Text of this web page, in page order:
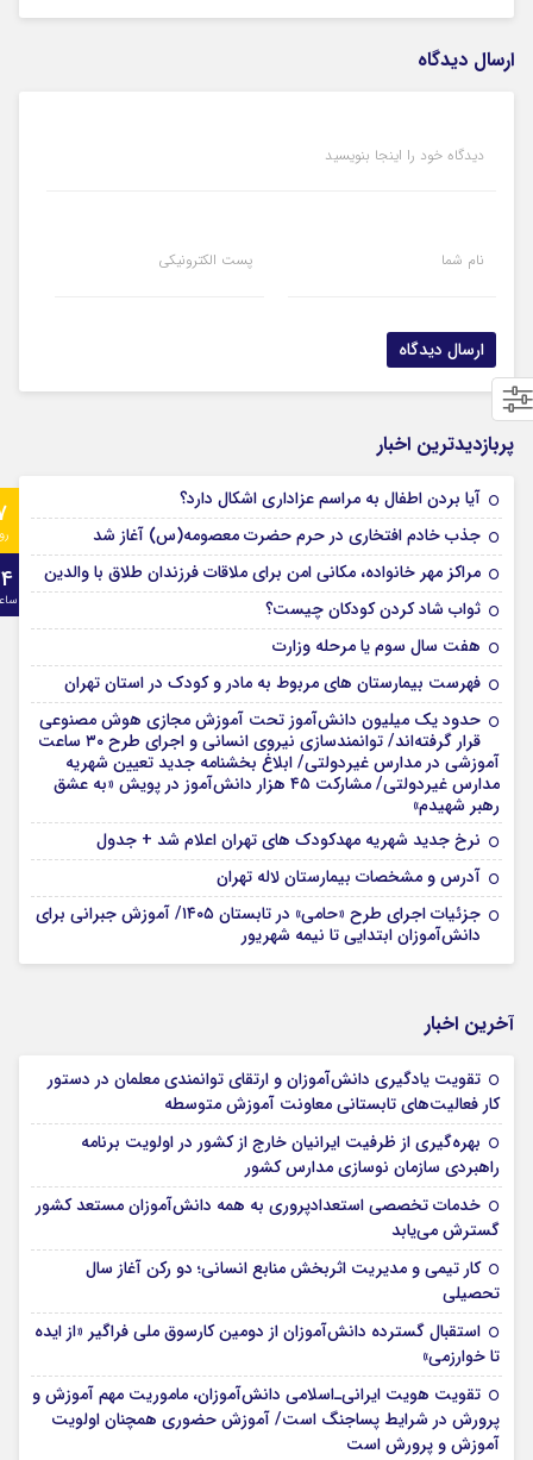
ارسال دیدگاه
دیدگاه خود را اینجا بنویسید
نام شما پست الکترونیکی
پربازدیدترین اخبار
آیا بردن اطفال به مراسم عزادارى اشکال دارد؟
جذب خادم افتخاری در حرم حضرت معصومه(س) آغاز شد
مراکز مهر خانواده، مکانی امن برای ملاقات فرزندان طلاق با والدین
ثواب شاد کردن کودکان چیست؟
هفت سال سوم یا مرحله وزارت
فهرست بیمارستان های مربوط به مادر و کودک در استان تهران
حدود یک میلیون دانش‌آموز تحت آموزش مجازی هوش مصنوعی
قرار گرفته‌اند/ توانمندسازی نیروی انسانی و اجرای طرح ۳۰ ساعت
آموزشی در مدارس غیردولتی/ ابلاغ بخشنامه جدید تعیین شهریه
مدارس غیردولتی/ مشارکت ۴۵ هزار دانش‌آموز در پویش «به عشق
رهبر شهیدم»
نرخ جدید شهریه مهدکودک های تهران اعلام شد + جدول
آدرس و مشخصات بیمارستان لاله تهران
جزئیات اجرای طرح «حامی» در تابستان ۱۴۰۵/ آموزش جبرانی برای
دانش‌آموزان ابتدایی تا نیمه شهریور
آخرین اخبار
تقویت یادگیری دانش‌آموزان و ارتقای توانمندی معلمان در دستور
کار فعالیت‌های تابستانی معاونت آموزش متوسطه
بهره‌گیری از ظرفیت ایرانیان خارج از کشور در اولویت برنامه
راهبردی سازمان نوسازی مدارس کشور
خدمات تخصصی استعدادپروری به همه دانش‌آموزان مستعد کشور
گسترش می‌یابد
کار تیمی و مدیریت اثربخش منابع انسانی؛ دو رکن آغاز سال
تحصیلی
استقبال گسترده دانش‌آموزان از دومین کارسوق ملی فراگیر «از ایده
تا خوارزمی»
تقویت هویت ایرانی‌ـ‌اسلامی دانش‌آموزان، ماموریت مهم آموزش و
پرورش در شرایط پساجنگ است/ آموزش حضوری همچنان اولویت
آموزش و پرورش است